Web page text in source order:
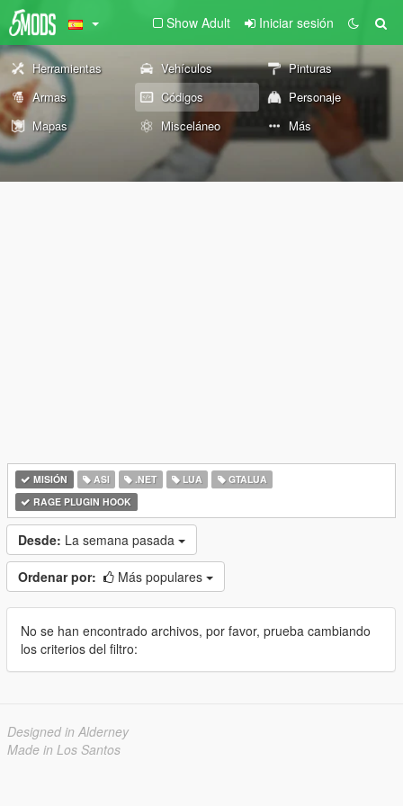
Show Adult Iniciar sesión
Herramientas Vehículos
Pinturas
Armas
Códigos
Personaje
Mapas
Misceláneo Más
MISIÓN ASI .NET LUA
GTALUA
RAGE PLUGIN HOOK
Desde: La semana pasada
Ordenar por: Más populares
No se han encontrado archivos, por favor, prueba cambiando
los criterios del filtro:
Designed in Alderney
Made in Los Santos